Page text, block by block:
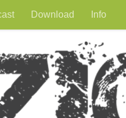
Download Info